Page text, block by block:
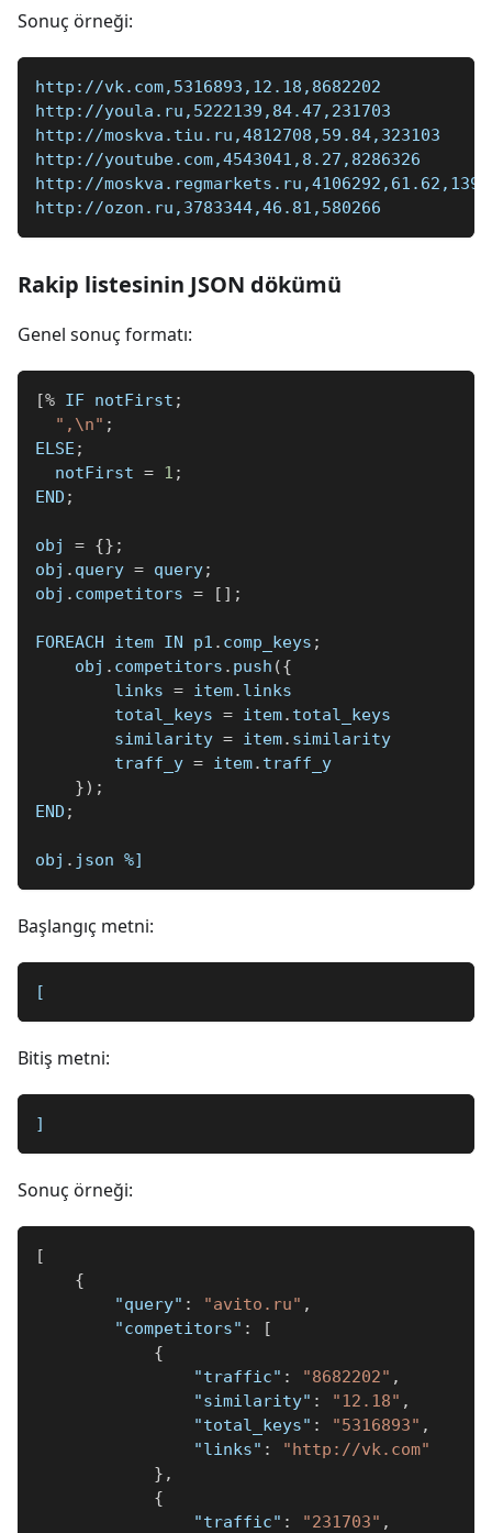
Sonuç örneği:
http://vk.com,5316893,12.18,8682202
http://youla.ru,5222139,84.47,231703
http://moskva.tiu.ru,4812708,59.84,323103
http://youtube.com,4543041,8.27,8286326
http://
http://ozon.ru,3783344,46.81,580266
Rakip listesinin JSON dökümü
Genel sonuç formatı:
[% IF notFirst ;
",\n" ;
ELSE ;
  notFirst
= 1 ;
END ;
obj = {} ;
obj . query = query;
obj . competitors = [ ] ;
FOREACH item IN p1 . comp_keys ;
    obj
. competitors . push ({
        links
= item. links
        total_keys
= item. total_keys
        similarity
= item. similarity
        traff_y
= item. traff_y
}) ;
END ;
obj . json %]
Başlangıç metni:
[
Bitiş metni:
]
Sonuç örneği:
[
{
"query" : "avito.ru" ,
"competitors" :
[
{
"traffic" : "8682202" ,
"similarity" : "12.18" ,
"total_keys" : "5316893" ,
"links" :
"http://vk.com"
} ,
{
"traffic" : "231703" ,